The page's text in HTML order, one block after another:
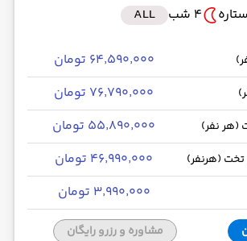
4 شب ALL
۶۴٬۵۹۰٬۰۰۰ تومان
۷۶٬۷۹۰٬۰۰۰ تومان
(هر نفر) ۵۵٬۸۹۰٬۰۰۰ تومان
(هرنفر) ۴۶٬۹۹۰٬۰۰۰ تومان
۳٬۹۹۰٬۰۰۰ تومان
مشاوره و رزرو رایگان